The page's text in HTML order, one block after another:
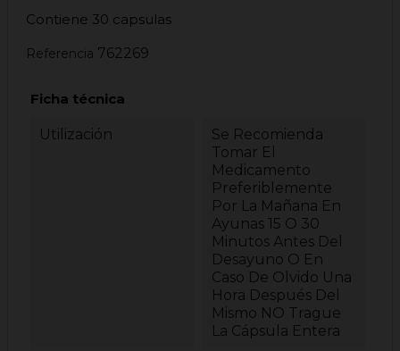
Contiene 30 capsulas
Referencia 762269
Ficha técnica
Utilización
Se Recomienda
Tomar El
Medicamento
Preferiblemente
Por La Mañana En
Ayunas 15 O 30
Minutos Antes Del
Desayuno O En
Caso De Olvido Una
Hora Después Del
Mismo NO Trague
La Cápsula Entera